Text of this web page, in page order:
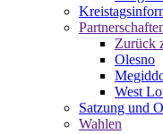
Zurück
Olesno
West
Satzung und
Wahlen